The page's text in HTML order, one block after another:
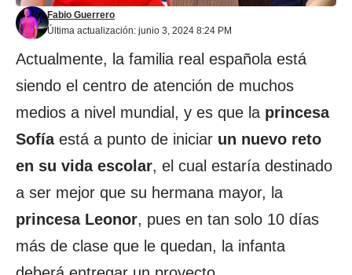
Última actualización: junio 3, 2024 8:24 PM
Fabio Guerrero
Actualmente, la familia real española está
siendo el centro de atención de muchos
medios a nivel mundial, y es que la princesa
Sofía está a punto de iniciar un nuevo reto
en su vida escolar, el cual estaría destinado
a ser mejor que su hermana mayor, la
princesa Leonor, pues en tan solo 10 días
más de clase que le quedan, la infanta